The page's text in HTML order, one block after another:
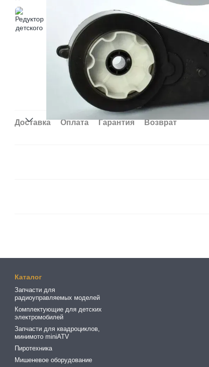
Доставка Оплата Гарантия Возврат
Каталог
Запчасти для
радиоуправляемых моделей
Комплектующие для детских
электромобилей
Запчасти для квадроциклов,
минимото miniATV
Пиротехника
Мишеневое оборудование